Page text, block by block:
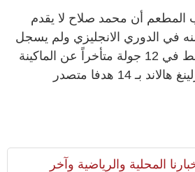
أن محمد صلاح لا يقدم
في الدوري الانجليزي ولم يسجل
سوى ثلاثة أهداف فقط في 12 جولة متأخراً عن الماكينة
التهديفية النرويجي إرلينغ هالاند بـ 14 هدفا متصدر
المحلية والرياضية وآخر